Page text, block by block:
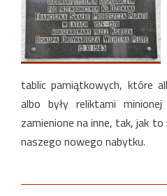
tablic pamiątkowych, które
albo były reliktami
zamienione na inne, tak, jak
naszego nowego nabytku.